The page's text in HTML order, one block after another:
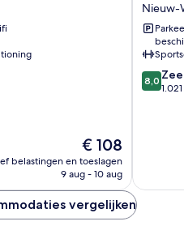
De
prijs
is
€ 108
belastingen en toeslagen
9 aug - 10 aug
Nieuw-
West
Nieuw-
8.0
van
8,0
vergelijken